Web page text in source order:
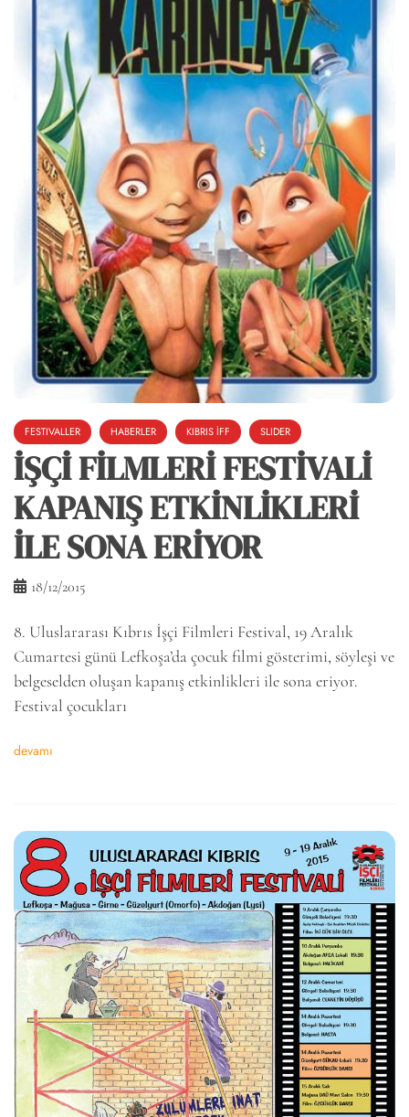
FESTIVALLER HABERLER KIBRIS İFF SLIDER
İŞÇİ FİLMLERİ FESTİVALİ
KAPANIŞ ETKİNLİKLERİ
İLE SONA ERİYOR
18/12/2015
8. Uluslararası Kıbrıs İşçi Filmleri Festival, 19 Aralık
Cumartesi günü Lefkoşa’da çocuk filmi gösterimi, söyleşi ve
belgeselden oluşan kapanış etkinlikleri ile sona eriyor.
Festival çocukları
devamı